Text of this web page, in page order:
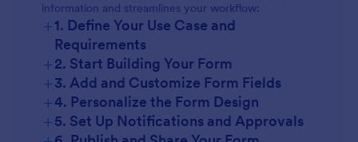
information and streamlines your workflow:
+1. Define Your Use Case and
Requirements
+2. Start Building Your Form
+3. Add and Customize Form Fields
+4. Personalize the Form Design
+5. Set Up Notifications and Approvals